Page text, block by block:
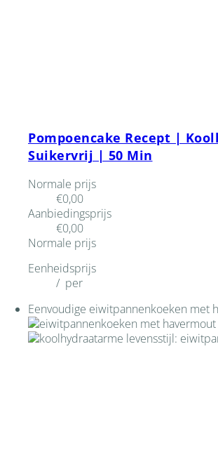
Pompoencake Recept |
Suikervrij | 50 Min
Normale prijs
€0,00
Aanbiedingsprijs
€0,00
Normale prijs
Eenheidsprijs
/ per
Eenvoudige eiwitpannenkoeken met